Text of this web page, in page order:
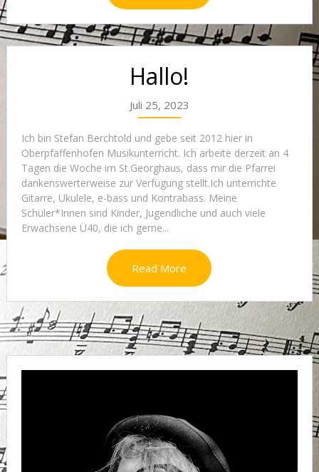
Hallo!
Juli 25, 2023
Ich bin Stefan Berchtold und gebe seit 2012 hier in
Oberpfaffenhofen Musikunterricht. Ich arbeite derzeit an 4
Tagen die Woche im St.Georghaus, dass mir die Pfarrei
dankenswerterweise zur Verfügung stellt.Ich unterrichte
Gitarre, Ukulele, e-bass und Kontrabass. Meine
Schüler*Innen sind Kinder, Jugendliche und auch viele
Erwachsene Ü40, die ich gerne...
Read More